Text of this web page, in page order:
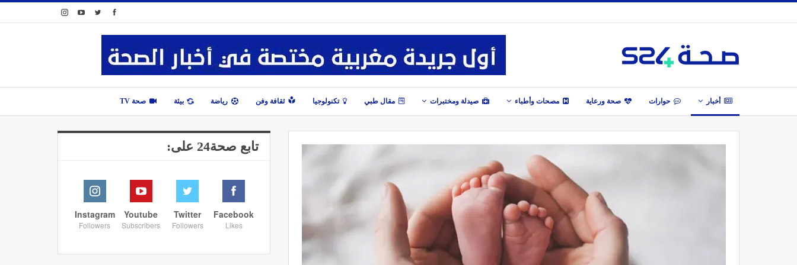
أخبار حوارات صحة ورعاية مصحات وأطباء صيدلة ومختبرات مقال طبي تكنولوجيا ثقافة وفن رياضة بيئة صحة TV
تابع صحة24 على:
Facebook
Likes
Twitter
Followers
Youtube
Subscribers
Instagram
Followers